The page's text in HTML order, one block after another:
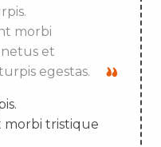
morbi
et
egestas.
morbi tristique